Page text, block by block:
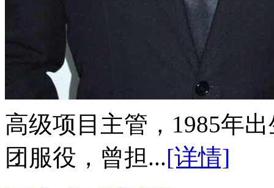
高级项目主管，1985年
团服役，曾担...[详情]